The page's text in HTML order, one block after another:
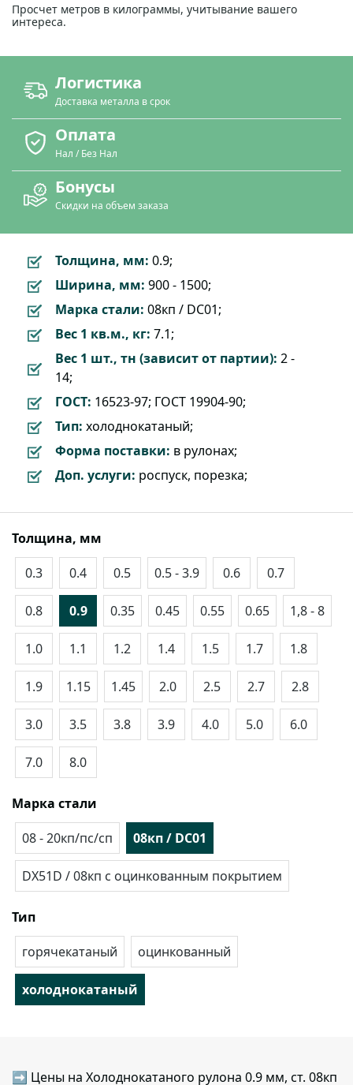
Просчет метров в килограммы, учитывание вашего
интереса.
Логистика
Доставка металла в срок
Оплата
Нал / Без Нал
Бонусы
Скидки на объем заказа
Толщина, мм: 0.9;
Ширина, мм: 900 - 1500;
Марка стали: 08кп / DC01;
Вес 1 кв.м., кг: 7.1;
Вес 1 шт., тн (зависит от партии): 2 -
14;
ГОСТ: 16523-97; ГОСТ 19904-90;
Тип: холоднокатаный;
Форма поставки: в рулонах;
Доп. услуги: роспуск, порезка;
Толщина, мм
0.3
0.4 0.5 0.5 - 3.9 0.6 0.7
0.8 0.9 0.35 0.45 0.55 0.65 1,8 - 8
1.0 1.1 1.2 1.4 1.5 1.7 1.8
1.9 1.15 1.45 2.0 2.5 2.7 2.8
3.0 3.5 3.8 3.9 4.0 5.0 6.0
7.0 8.0
Марка стали
08 - 20кп/пс/сп
08кп / DC01
DX51D / 08кп с оцинкованным покрытием
Тип
горячекатаный
оцинкованный
холоднокатаный
➡ Цены на Холоднокатаного рулона 0.9 мм, ст. 08кп